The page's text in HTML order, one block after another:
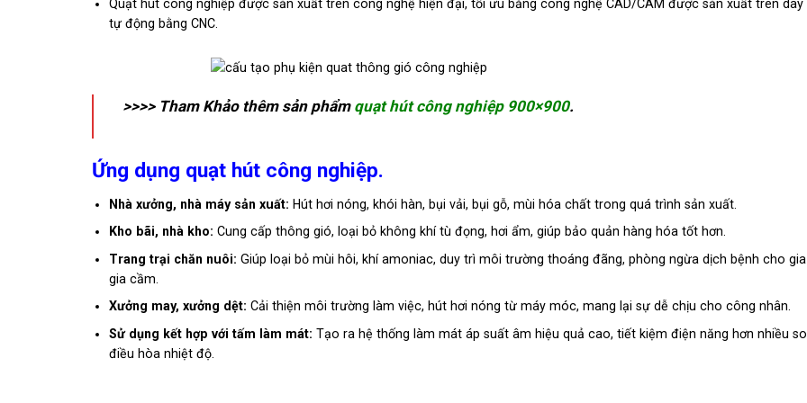
Quạt hút công nghiệp được sản xuất trên công nghệ hiện đại, tối ưu bằng công nghệ CAD/CAM được sản xuất trên dây
tự động bằng CNC.
>>>> Tham Khảo thêm sản phẩm quạt hút công nghiệp 900×900.
Ứng dụng quạt hút công nghiệp.
Nhà xưởng, nhà máy sản xuất: Hút hơi nóng, khói hàn, bụi vải, bụi gỗ, mùi hóa chất trong quá trình sản xuất.
Kho bãi, nhà kho: Cung cấp thông gió, loại bỏ không khí tù đọng, hơi ẩm, giúp bảo quản hàng hóa tốt hơn.
Trang trại chăn nuôi: Giúp loại bỏ mùi hôi, khí amoniac, duy trì môi trường thoáng đãng, phòng ngừa dịch bệnh cho
gia cầm.
Xưởng may, xưởng dệt: Cải thiện môi trường làm việc, hút hơi nóng từ máy móc, mang lại sự dễ chịu cho công nhân.
Sử dụng kết hợp với tấm làm mát: Tạo ra hệ thống làm mát áp suất âm hiệu quả cao, tiết kiệm điện năng hơn nhiều
điều hòa nhiệt độ.